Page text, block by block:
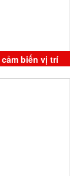
cảm biến vị trí